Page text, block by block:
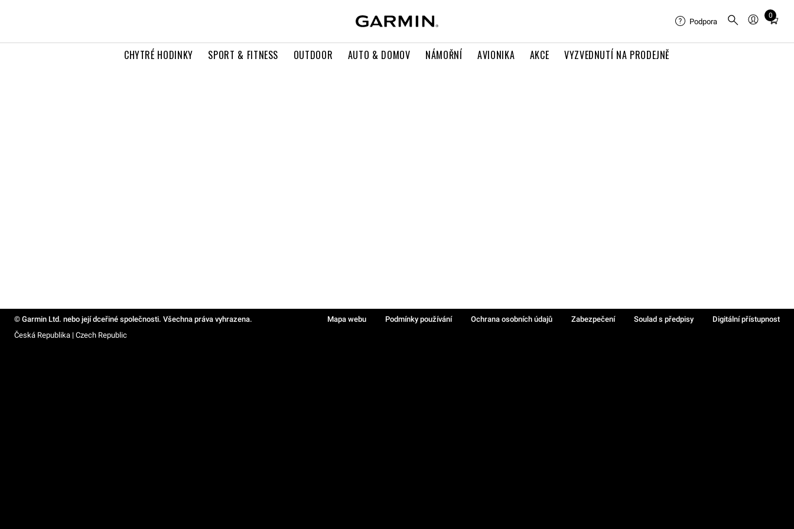
CHYTRÉ HODINKY SPORT & FITNESS OUTDOOR AUTO & DOMOV NÁMOŘNÍ AVIONIKA AKCE VYZVEDNUTÍ NA PRODEJNĚ
Podpora
0
Total
in
© Garmin Ltd. nebo její dceřiné společnosti. Všechna práva vyhrazena. Mapa webu Podmínky používání Ochrana osobních údajů Zabezpečení Soulad s předpisy
Digitální přístupnost
Česká Republika | Czech Republic